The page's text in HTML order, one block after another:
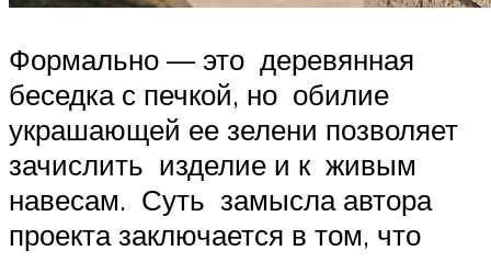
Формально — это деревянная
беседка с печкой, но обилие
украшающей ее зелени позволяет
зачислить изделие и к живым
навесам. Суть замысла автора
проекта заключается в том, что